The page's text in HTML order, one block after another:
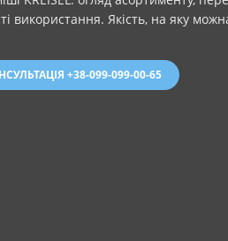
використання. Якість, на яку
+38-099-099-00-65